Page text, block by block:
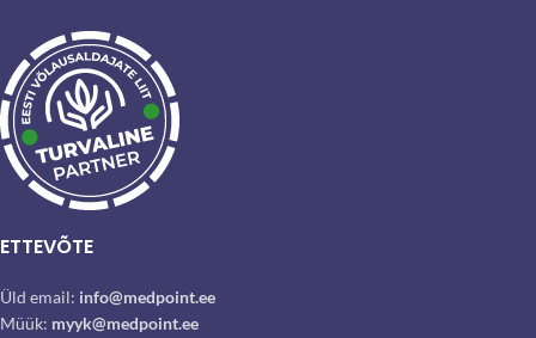
ETTEVÕTE
Üld email: info@medpoint.ee
Müük: myyk@medpoint.ee